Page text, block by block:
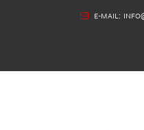
E-MAIL: